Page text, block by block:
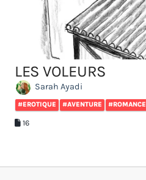
LES VOLEURS
Sarah Ayadi
#EROTIQUE #AVENTURE #ROMANCE
16